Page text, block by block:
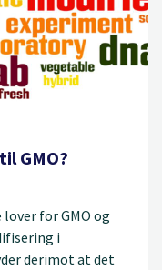
GMO?
for GMO og
i
derimot at det